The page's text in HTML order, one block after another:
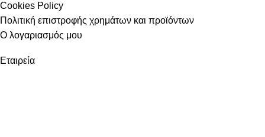
Cookies Policy
Πολιτική επιστροφής χρημάτων και προϊόντων
Ο λογαριασμός μου
Εταιρεία